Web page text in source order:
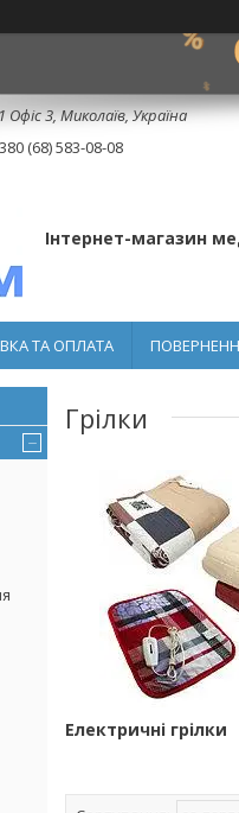
3, Миколаїв, Україна
(68) 583-08-08
Інтернет-магазин
ТА ОПЛАТА
Грілки
Електричні грілки